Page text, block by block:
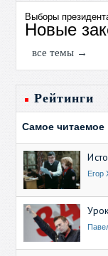
Выборы
Новые
все темы →
Рейтинги
Самое читаемое
Егор